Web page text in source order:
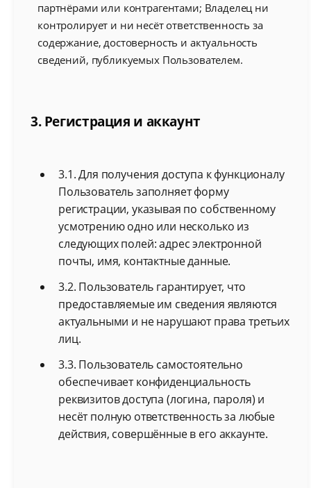
партнёрами или контрагентами; Владелец ни
контролирует и ни несёт ответственность за
содержание, достоверность и актуальность
сведений, публикуемых Пользователем.
3. Регистрация и аккаунт
3.1. Для получения доступа к функционалу
Пользователь заполняет форму
регистрации, указывая по собственному
усмотрению одно или несколько из
следующих полей: адрес электронной
почты, имя, контактные данные.
3.2. Пользователь гарантирует, что
предоставляемые им сведения являются
актуальными и не нарушают права третьих
лиц.
3.3. Пользователь самостоятельно
обеспечивает конфиденциальность
реквизитов доступа (логина, пароля) и
несёт полную ответственность за любые
действия, совершённые в его аккаунте.